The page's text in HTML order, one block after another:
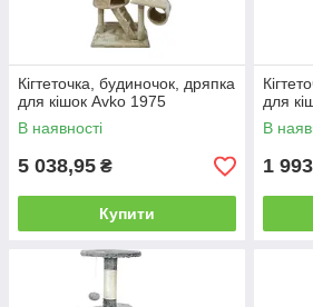
Кігтеточка, будиночок, дряпка
для кішок Avko 1975
В наявності
5 038,95 ₴
Купити
для
В
1